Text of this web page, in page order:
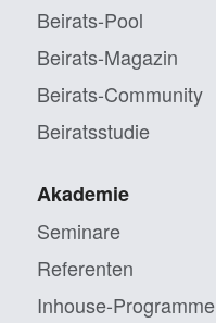
Beirats-Pool
Beirats-Magazin
Beirats-Community
Beiratsstudie
Akademie
Seminare
Referenten
Inhouse-Programme